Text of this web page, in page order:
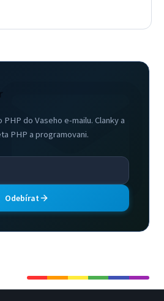
do Vaseho e-mailu. Clanky a
PHP a programovani.
Odebírat